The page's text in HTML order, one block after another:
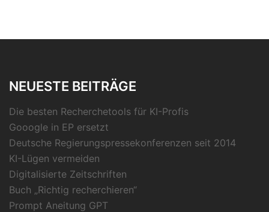
NEUESTE BEITRÄGE
Die besten Recherchetools für KI-Profis
Gooogle in EP ersetzt
Deutsche Regierungspressekonferenzen seit 2014
KI-Lügen vermeiden
Digitalisierte Zeitschriften
Buch „Richtig recherchieren“
Prompt Aneitung GPT